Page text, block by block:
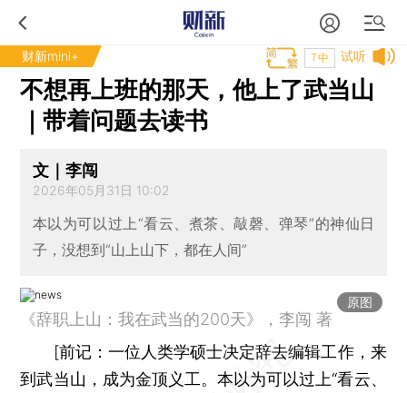
财新mini+ 试听
T中
不想再上班的那天，他上了武当山
｜带着问题去读书
文｜李闯
2026年05月31日 10:02
本以为可以过上“看云、煮茶、敲磬、弹琴”的神仙日
子，没想到“山上山下，都在人间”
原图
《辞职上山：我在武当的200天》，李闯 著
[前记： 一位人类学硕士决定辞去编辑工作，来
到武当山，成为金顶义工。本以为可以过上“看云、